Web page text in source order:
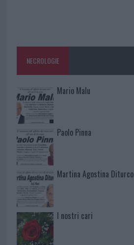
NECROLOGIE
Mario Malu
Paolo Pinna
Martina Agostina Diturco
I nostri cari